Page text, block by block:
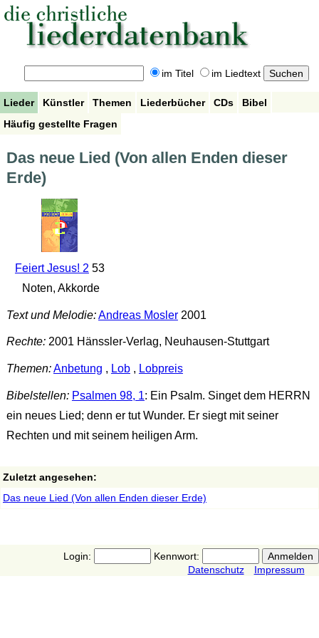
im Titel im Liedtext
Lieder Künstler Themen Liederbücher CDs
Bibel
Häufig gestellte Fragen
Das neue Lied (Von allen Enden dieser
Erde)
Feiert Jesus! 2 53
Noten, Akkorde
Text und Melodie:Andreas Mosler2001
Rechte:2001 Hänssler-Verlag, Neuhausen-Stuttgart
Themen:Anbetung , Lob, Lobpreis
Bibelstellen: Psalmen 98, 1: Ein Psalm. Singet dem HERRN
ein neues Lied; denn er tut Wunder. Er siegt mit seiner
Rechten und mit seinem heiligen Arm.
Zuletzt angesehen:
Das neue Lied (Von allen Enden dieser Erde)
Login:
Kennwort:
Datenschutz
Impressum